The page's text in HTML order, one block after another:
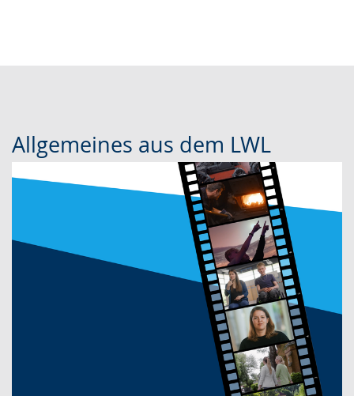
Allgemeines aus dem LWL